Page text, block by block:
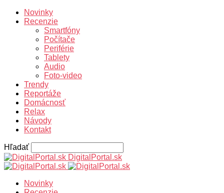
Novinky
Recenzie
Smartfóny
Počítače
Periférie
Tablety
Audio
Foto-video
Trendy
Reportáže
Domácnosť
Relax
Návody
Kontakt
Hľadať
DigitalPortal.sk
Novinky